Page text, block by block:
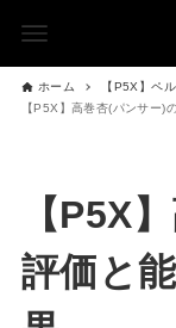
ホーム
【P5X】ペ
【P5X】高巻杏(パンサー)
【P5X
評価と